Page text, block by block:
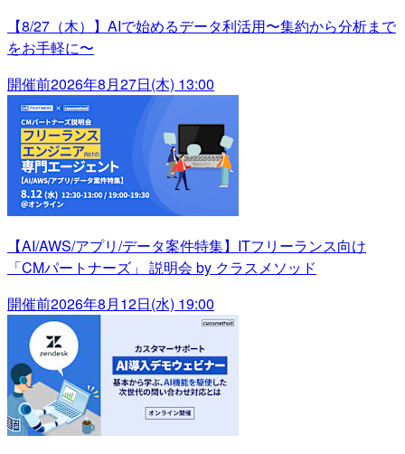
【8/27（木）】AIで始めるデータ利活用〜集約から分析まで
をお手軽に〜
開催前2026年8月27日(木) 13:00
【AI/AWS/アプリ/データ案件特集】ITフリーランス向け
「CMパートナーズ」 説明会 by クラスメソッド
開催前2026年8月12日(水) 19:00